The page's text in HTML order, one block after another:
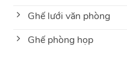
Ghế lưới văn phòng
Ghế phòng họp